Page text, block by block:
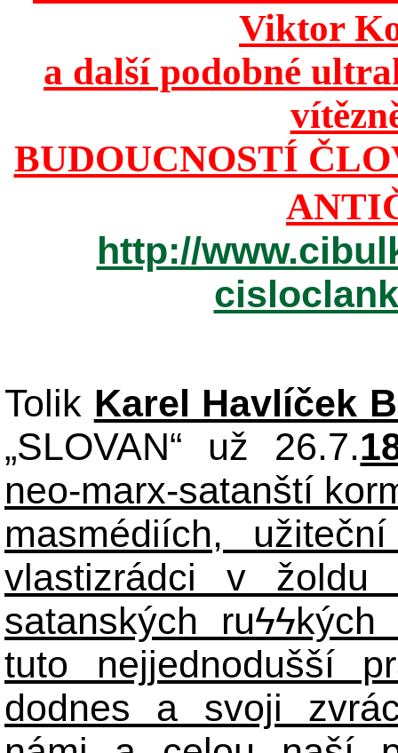
Viktor
a další podobné
BUDOUCNOSTÍ
http://
Tolik Karel Havlíček
„SLOVAN“ už 26.7.
neo-marx-satanští
masmédiích,
vlastizrádci v žoldu
satanských ruϟϟkých
tuto nejjednodušší
dodnes a svoji